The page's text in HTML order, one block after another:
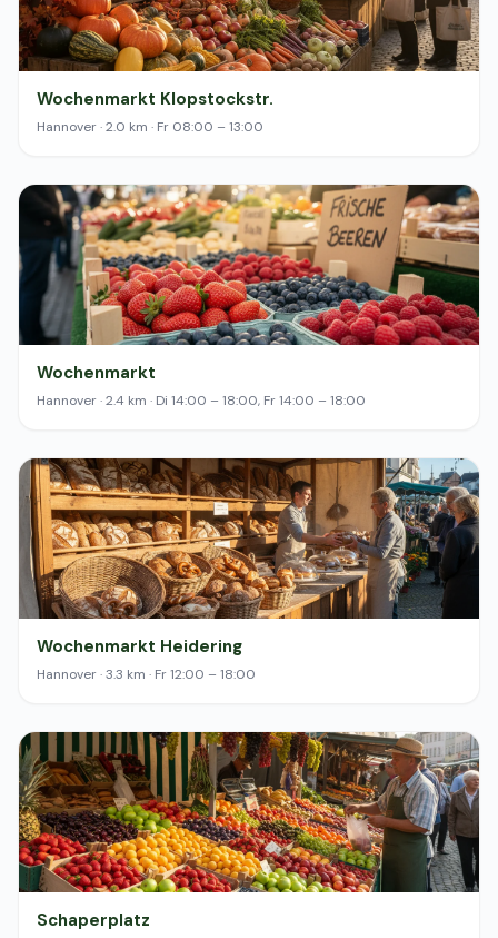
Wochenmarkt Klopstockstr.
Hannover · 2.0 km · Fr 08:00 – 13:00
Wochenmarkt
Hannover · 2.4 km · Di 14:00 – 18:00, Fr 14:00 – 18:00
Wochenmarkt Heidering
Hannover · 3.3 km · Fr 12:00 – 18:00
Schaperplatz